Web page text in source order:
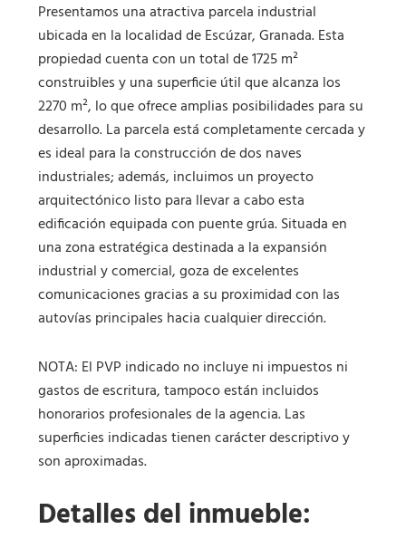
Presentamos una atractiva parcela industrial
ubicada en la localidad de Escúzar, Granada. Esta
propiedad cuenta con un total de 1725 m²
construibles y una superficie útil que alcanza los
2270 m², lo que ofrece amplias posibilidades para su
desarrollo. La parcela está completamente cercada y
es ideal para la construcción de dos naves
industriales; además, incluimos un proyecto
arquitectónico listo para llevar a cabo esta
edificación equipada con puente grúa. Situada en
una zona estratégica destinada a la expansión
industrial y comercial, goza de excelentes
comunicaciones gracias a su proximidad con las
autovías principales hacia cualquier dirección.
NOTA: El PVP indicado no incluye ni impuestos ni
gastos de escritura, tampoco están incluidos
honorarios profesionales de la agencia. Las
superficies indicadas tienen carácter descriptivo y
son aproximadas.
Detalles del inmueble: